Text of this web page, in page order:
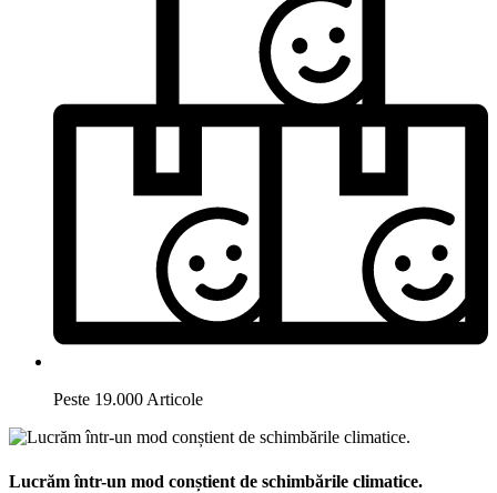
Peste 19.000 Articole
Lucrăm într-un mod conștient de schimbările climatice.